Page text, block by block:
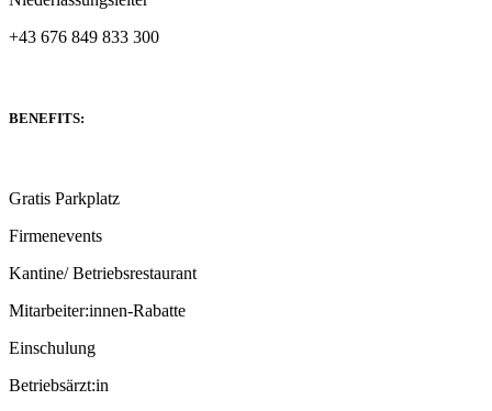
+43 676 849 833 300
BENEFITS:
Gratis Parkplatz
Firmenevents
Kantine/ Betriebs­restaurant
Mitarbeiter:innen-Rabatte
Einschulung
Betriebsärzt:in